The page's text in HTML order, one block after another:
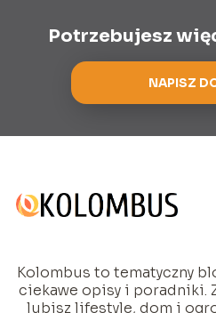
Potrzebujesz
NAPISZ
Kolombus to tematyczny
ciekawe opisy i poradniki.
lubisz lifestyle, dom i